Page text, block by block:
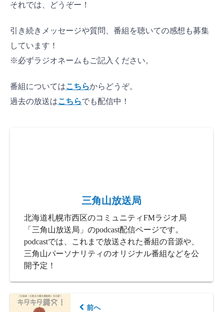
それでは、どうぞー！
引き続きメッセージや質問、番組を聴いての感想も募集
しています！
※必ずラジオネームもご記入ください。
番組についてはこちらからどうぞ。
過去の放送はこちらでも配信中！
三角山放送局
北海道札幌市西区のコミュニティFMラジオ局
「三角山放送局」のpodcast配信ページです。
podcastでは、これまで放送された番組の音源や、
三角山パーソナリティのオリジナル番組などを公
開予定！
前へ